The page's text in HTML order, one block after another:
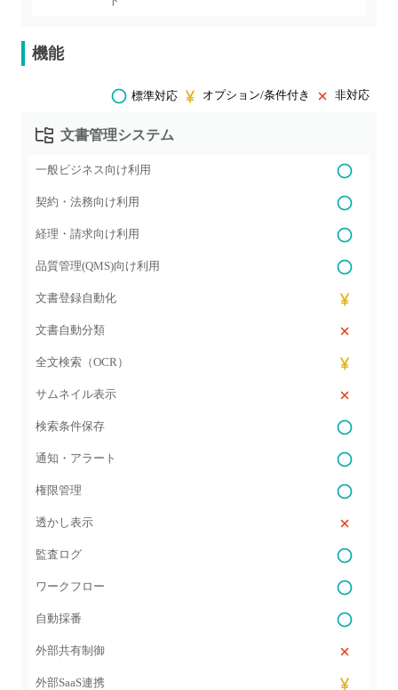
機能
標準対応 オプション/条件付き 非対応
文書管理システム
一般ビジネス向け利用
契約・法務向け利用
経理・請求向け利用
品質管理(QMS)向け利用
文書登録自動化
文書自動分類
全文検索（OCR）
サムネイル表示
検索条件保存
通知・アラート
権限管理
透かし表示
監査ログ
ワークフロー
自動採番
外部共有制御
外部SaaS連携